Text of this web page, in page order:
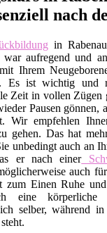
nach
in
aufregend und
Ihrem
Es ist wichtig und
Zeit in vollen Zügen
Pausen gönnen,
Wir empfehlen
gehen. Das hat
unbedingt auch an
er nach einer
auch
zum Einen Ruhe
eine
selber, während